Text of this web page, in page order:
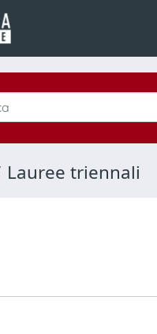
Lauree triennali